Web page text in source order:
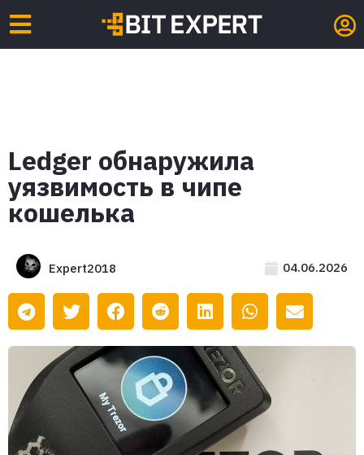
Ledger обнаружила
уязвимость в чипе
кошелька
Expert2018 04.06.2026